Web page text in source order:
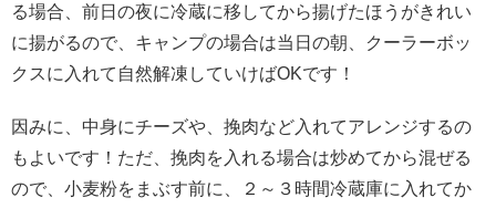
る場合、前日の夜に冷蔵に移してから揚げたほうがきれい
に揚がるので、キャンプの場合は当日の朝、クーラーボッ
クスに入れて自然解凍していけばOKです！
因みに、中身にチーズや、挽肉など入れてアレンジするの
もよいです！ただ、挽肉を入れる場合は炒めてから混ぜる
ので、小麦粉をまぶす前に、２～３時間冷蔵庫に入れてか